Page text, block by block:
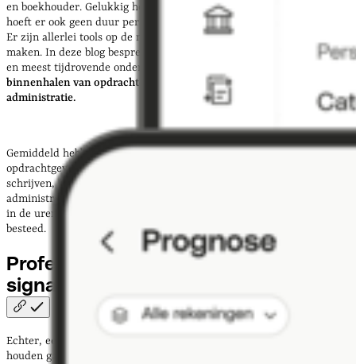
en boekhouder. Gelukkig hoef je het niet allemaal zelf te doen en je
hoeft er ook geen duur personeel of andere ZZP’ers voor in te huren.
Er zijn allerlei tools op de markt die jou het leven makkelijker
maken. In deze blog bespreken we er twee rondom de belangrijkste
en meest tijdrovende onderwerpen voor een Freelancer:
binnenhalen van opdrachten en het afwikkelen van je financiële
administratie.
Gemiddeld hebben 38,9% van Freelancers in Nederland 10 of meer
opdrachtgevers. Dat betekent meer dan 10 keer per maand uren
schrijven, facturen opstellen en versturen en cijfertjes tikken voor je
administratie en btw-afdrage. Een dergelijke tijdsbesteding kan flink
in de uren lopen, die dan vervolgens niet aan klanten kunnen worden
besteed.
Professioneel financieel beheer als
signaal van
Echter, een project succesvol afronden en je klanten tevreden
houden gaat verder dan de afgesproken deliverables opleveren.